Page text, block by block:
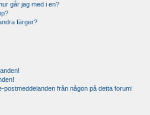
går jag med i en?
färger?
från någon på detta forum!